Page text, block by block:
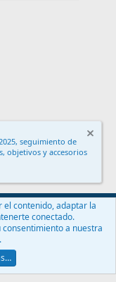
privacidad
Ayuda
Ltd.
seguimiento de
objetivos y accesorios
el contenido, adaptar la
conectado.
a nuestra